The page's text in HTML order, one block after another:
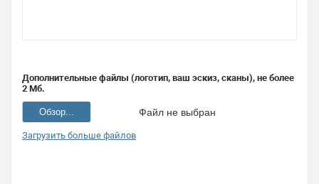
Дополнительные файлы (логотип, ваш эскиз, сканы), не более
2 Мб.
Файл не выбран
Обзор...
Загрузить больше файлов